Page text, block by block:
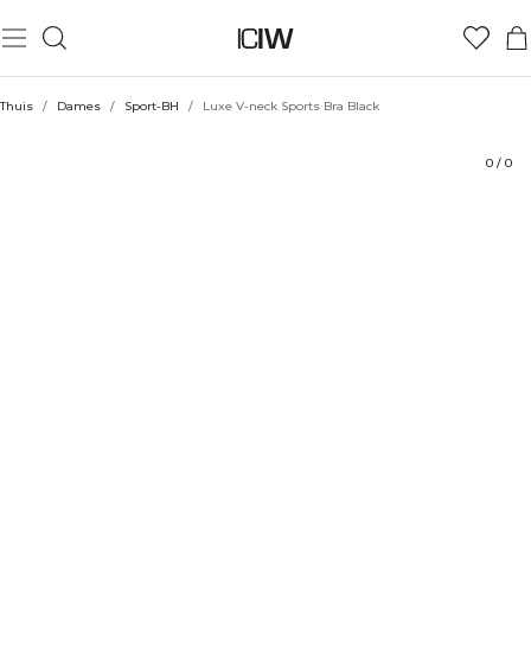
Thuis / Dames / Sport-BH / Luxe V-neck Sports Bra Black
0 / 0